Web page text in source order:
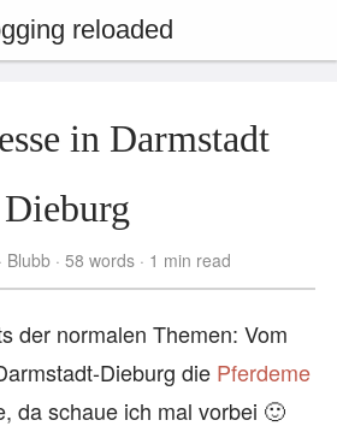
reloaded
in Darmstadt
Dieburg
Blubb 58 words 1 min read
der normalen Themen: Vom
Dieburg die Pferdeme
da schaue ich mal vorbei 🙂